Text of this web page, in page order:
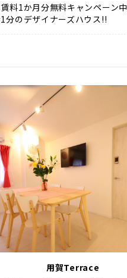
料1か月分無料キャンペーン
分のデザイナーズハウス!!
用賀Terrace